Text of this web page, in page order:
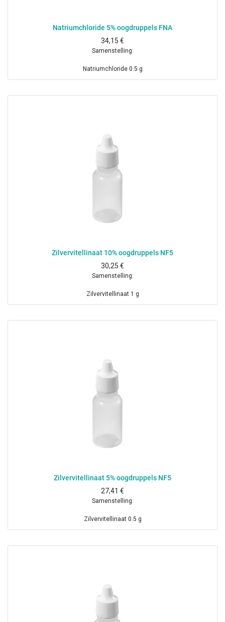
Natriumchloride 5% oogdruppels FNA
34,15 €
Samenstelling:
Natriumchloride 0.5 g
Benzalkoniumchloride 1 mg
Gezuiverd water ad 10 ml
Zilvervitellinaat 10% oogdruppels NF5
30,25 €
Samenstelling:
Zilvervitellinaat 1 g
Gezuiverd water ad 10 ml
Zilvervitellinaat 5% oogdruppels NF5
27,41 €
Samenstelling:
Zilvervitellinaat 0.5 g
Gezuiverd water ad 10 ml